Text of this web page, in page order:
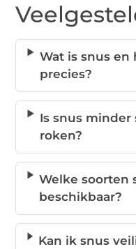
Wat is snus
precies?
Is snus minder
roken?
Welke soorten
beschikbaar?
Kan ik snus